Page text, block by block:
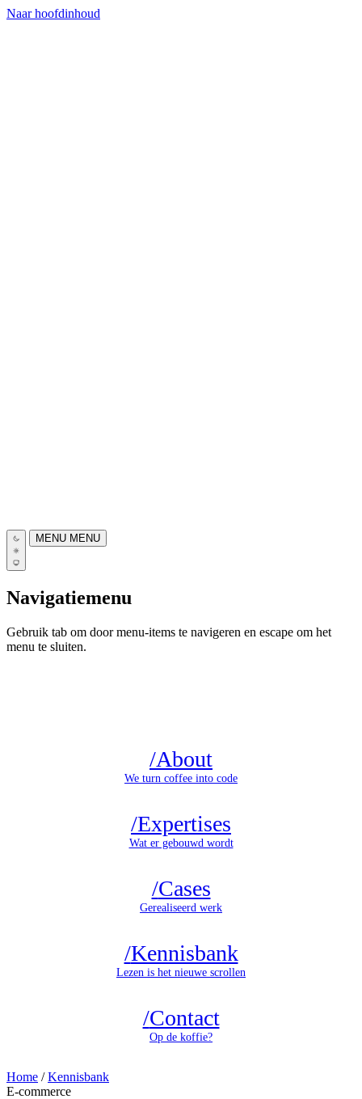
Naar hoofdinhoud
MENU MENU
Navigatiemenu
Gebruik tab om door menu-items te navigeren en escape om het
menu te sluiten.
/About
We turn coffee into code
/Expertises
Wat er gebouwd wordt
/Cases
Gerealiseerd werk
/Kennisbank
Lezen is het nieuwe scrollen
/Contact
Op de koffie?
Home / Kennisbank
E-commerce